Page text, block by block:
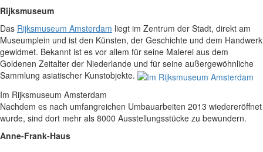
Rijksmuseum
Das Rijksmuseum Amsterdam liegt im Zentrum der Stadt, direkt am
Museumplein und ist den Künsten, der Geschichte und dem Handwerk
gewidmet. Bekannt ist es vor allem für seine Malerei aus dem
Goldenen Zeitalter der Niederlande und für seine außergewöhnliche
Sammlung asiatischer Kunstobjekte.
Im Rijksmuseum Amsterdam
Nachdem es nach umfangreichen Umbauarbeiten 2013 wiedereröffnet
wurde, sind dort mehr als 8000 Ausstellungsstücke zu bewundern.
Anne-Frank-Haus